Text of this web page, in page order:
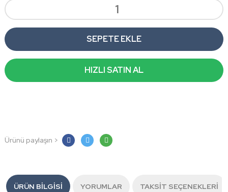
SEPETE EKLE
HIZLI SATIN AL
Ürünü paylaşın >
ÜRÜN BILGISI YORUMLAR TAKSIT SEÇENEKLERI